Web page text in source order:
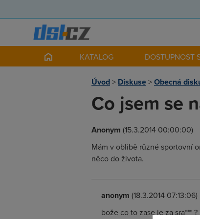
KATALOG DOSTUPNOST
Úvod> Diskuse>Obecná
Co jsem se
Anonym (15.3.2014 00:00:00)
Mám v oblibě různé sportovní
něco do života.
anonym (18.3.2014 07:13:06)
bože co to zase je za sra***